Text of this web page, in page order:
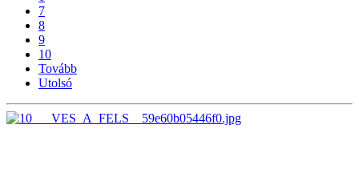
7
8
9
10
Tovább
Utolsó